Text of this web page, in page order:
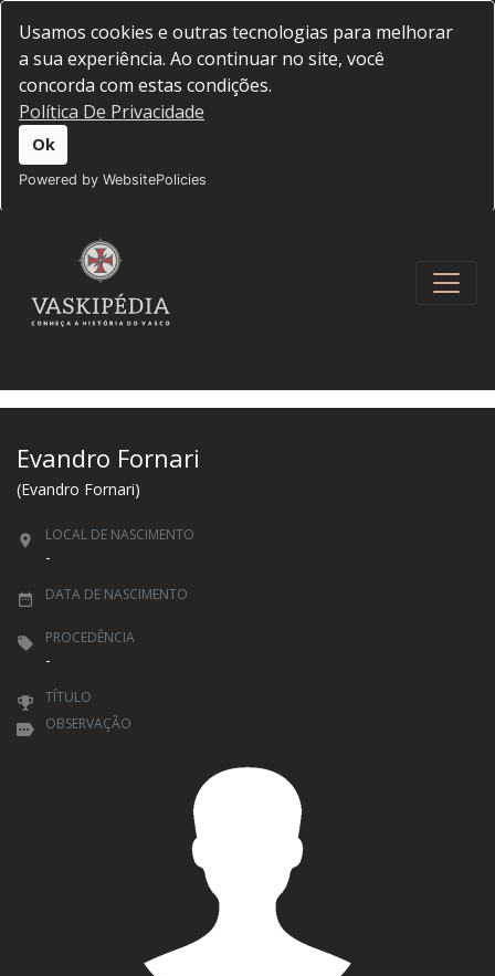
Usamos cookies e outras tecnologias para melhorar
a sua experiência. Ao continuar no site, você
concorda com estas condições.
Política De Privacidade
Ok
Powered by WebsitePolicies
Evandro Fornari
(Evandro Fornari)
LOCAL DE NASCIMENTO
-
DATA DE NASCIMENTO
PROCEDÊNCIA
-
TÍTULO
OBSERVAÇÃO